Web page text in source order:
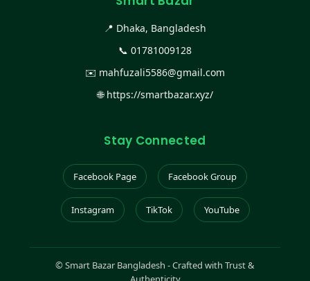
📍 Dhaka, Bangladesh
📞 01781009128
✉️ mahfuzali5586@gmail.com
🌐 https://smartbazar.xyz/
Stay Connected
Facebook Page Facebook Group
Instagram TikTok YouTube
©Smart Bazar Bangladesh - Crafted with Trust &